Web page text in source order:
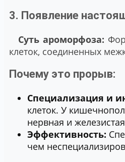
3. Появление
Суть ароморфоза:
клеток, соединенных
Почему это прорыв:
Специализация и
клеток. У
нервная и
Эффективность:
чем